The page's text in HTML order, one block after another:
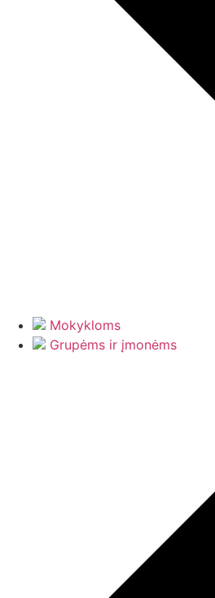
Mokykloms
Grupėms ir įmonėms